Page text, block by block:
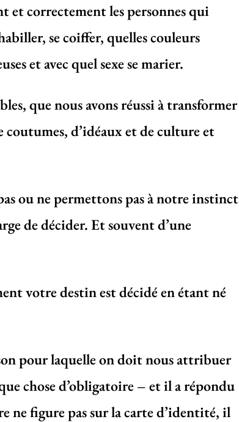
et correctement les personnes qui
se coiffer, quelles couleurs
et avec quel sexe se marier.
que nous avons réussi à transformer
coutumes, d’idéaux et de culture et
ou ne permettons pas à notre instinct
de décider. Et souvent d’une
votre destin est décidé en étant né
pour laquelle on doit nous attribuer
chose d’obligatoire – et il a répondu
ne figure pas sur la carte d’identité, il